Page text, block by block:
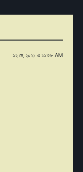
১২ মে, ২০২১ এ ১১:৫৮ AM